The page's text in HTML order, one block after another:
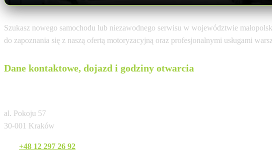
Szukasz nowego samochodu lub niezawodnego serwisu w województwie
do zapoznania się z naszą ofertą motoryzacyjną oraz profesjonalnymi usługami
Dane kontaktowe, dojazd i godziny otwarcia
al. Pokoju 57
30-001 Kraków
+48 12 297 26 92